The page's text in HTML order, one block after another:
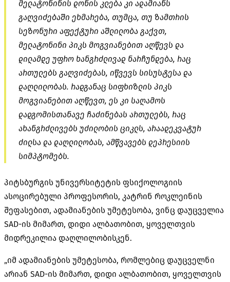
მელატონინის დონის კლება კი ადამიანს
გაღვიძებაში ეხმარება, თუმცა, თუ ზამთრის
სეზონური აფექტური აშლილობა გაქვთ,
მელატონინი პიკს მოგვიანებით აღწევს და
დილამდე უფრო ხანგრძლივად ნარჩუნდება, რაც
ართულებს გაღვიძებას, იწვევს სისუსტესა და
დაღლილობას. რადგანაც სიფხიზლის პიკს
მოგვიანებით აღწევთ, ეს კი საღამოს
დადგომისთანავე ჩაძინებას ართულებს, რაც
ახანგრძლივებს უძილობის ციკლს, არაადეკვატურ
ძილსა და დაღლილობას, ამწვავებს დეპრესიის
სიმპტომებს.
პიტსბურგის უნივერსიტეტის ფსიქოლოგიის
ასოცირებული პროფესორის, კატრინ როკლეინის
შეფასებით, ადამიანების უმეტესობა, ვინც დაუცველია
SAD-ის მიმართ, დიდი ალბათობით, ყოველთვის
მიდრეკილია დაღლილობისკენ.
„იმ ადამიანების უმეტესობა, რომლებიც დაუცველნი
არიან SAD-ის მიმართ, დიდი ალბათობით, ყოველთვის